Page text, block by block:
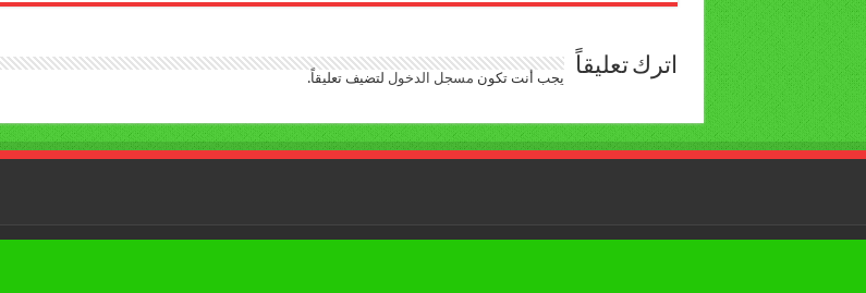
اترك تعليقاً يجب أنت تكون مسجل الدخول لتضيف تعليقاً.